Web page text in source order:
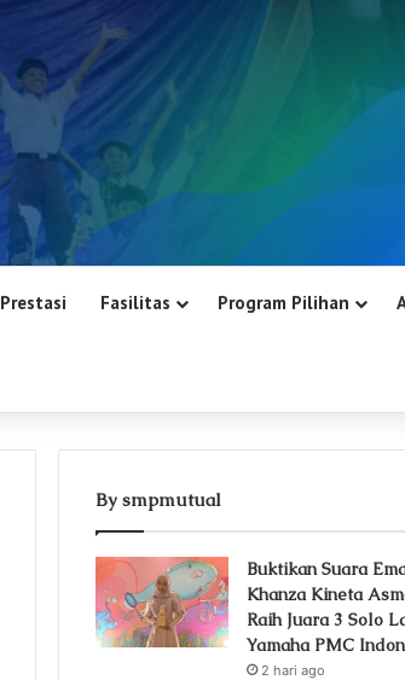
Prestasi Fasilitas Program Pilihan
By smpmutual
Buktikan Suara
Khanza Kineta
Raih Juara 3 Solo
Yamaha PMC
2 hari ago